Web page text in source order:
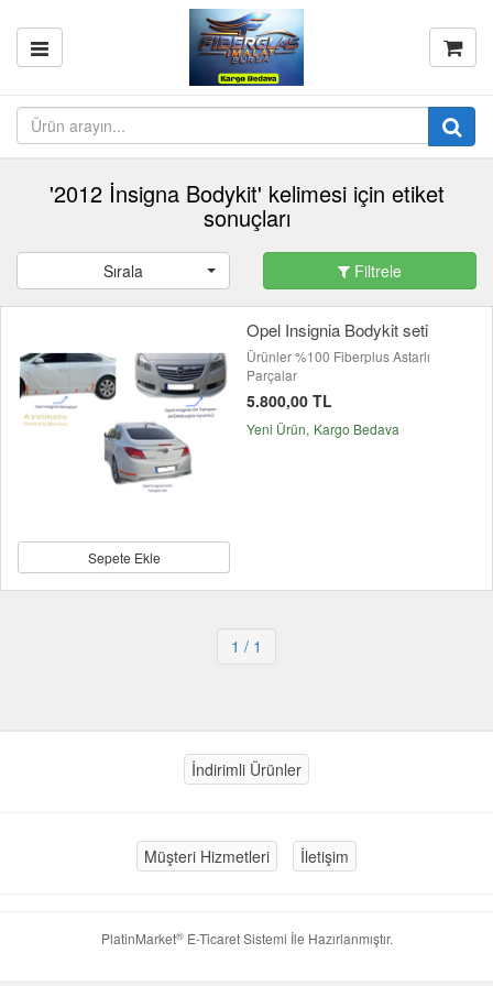
'2012 İnsigna Bodykit' kelimesi için etiket
sonuçları
Sırala Filtrele
Sepete Ekle
Opel Insignia Bodykit seti
Ürünler %100 Fiberplus Astarlı
Parçalar
5.800,00 TL
Yeni Ürün Kargo Bedava
1 / 1
İndirimli Ürünler
Müşteri Hizmetleri İletişim
PlatinMarket®E-Ticaret Sistemi İle Hazırlanmıştır.